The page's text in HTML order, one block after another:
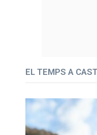
EL TEMPS A